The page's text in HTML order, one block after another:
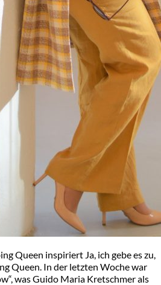
Queen inspiriert Ja, ich gebe es zu,
Queen. In der letzten Woche war
was Guido Maria Kretschmer als